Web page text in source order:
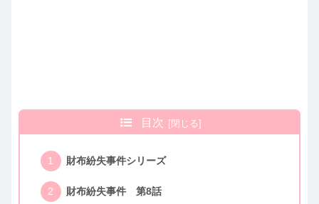
目次
財布紛失事件シリーズ
財布紛失事件 第8話